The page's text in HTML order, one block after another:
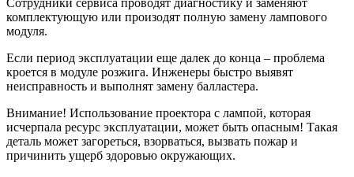
Сотрудники сервиса проводят диагностику и заменяют
комплектующую или произодят полную замену лампового
модуля.
Если период эксплуатации еще далек до конца – проблема
кроется в модуле розжига. Инженеры быстро выявят
неисправность и выполнят замену балластера.
Внимание! Использование проектора с лампой, которая
исчерпала ресурс эксплуатации, может быть опасным! Такая
деталь может загореться, взорваться, вызвать пожар и
причинить ущерб здоровью окружающих.